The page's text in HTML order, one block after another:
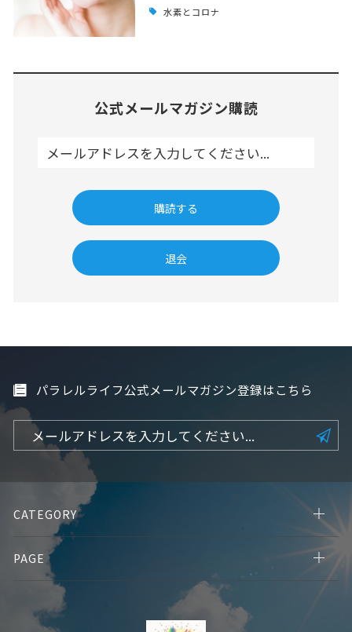
水素とコロナ
公式メールマガジン購読
パラレルライフ公式メールマガジン登録はこちら
CATEGORY
PAGE